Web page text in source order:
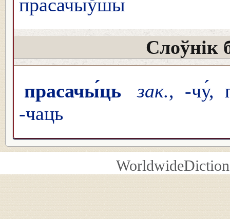
прасачы́ўшы
Слоўнік
прасачы́ць зак., -чу́,
-чаць